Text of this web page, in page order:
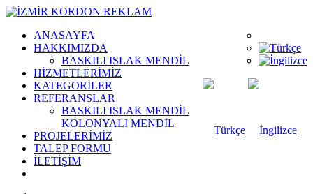
ANASAYFA
HAKKIMIZDA
BASKILI ISLAK MENDİL
HİZMETLERİMİZ
KATEGORİLER
REFERANSLAR
BASKILI ISLAK MENDİL
KOLONYALI MENDİL
PROJELERİMİZ
TALEP FORMU
İLETİŞİM